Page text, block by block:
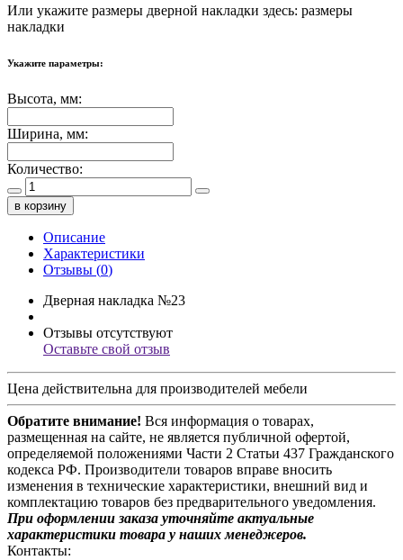
Или укажите размеры дверной накладки здесь: размеры
накладки
Укажите параметры:
Высота, мм:
Ширина, мм:
Количество:
в корзину
Описание
Характеристики
Отзывы (0)
Дверная накладка №23
Отзывы отсутствуют
Оставьте свой отзыв
Цена действительна для производителей мебели
Обратите внимание! Вся информация о товарах,
размещенная на сайте, не является публичной офертой,
определяемой положениями Части 2 Статьи 437 Гражданского
кодекса РФ. Производители товаров вправе вносить
изменения в технические характеристики, внешний вид и
комплектацию товаров без предварительного уведомления.
При оформлении заказа уточняйте актуальные
характеристики товара у наших менеджеров.
Контакты: